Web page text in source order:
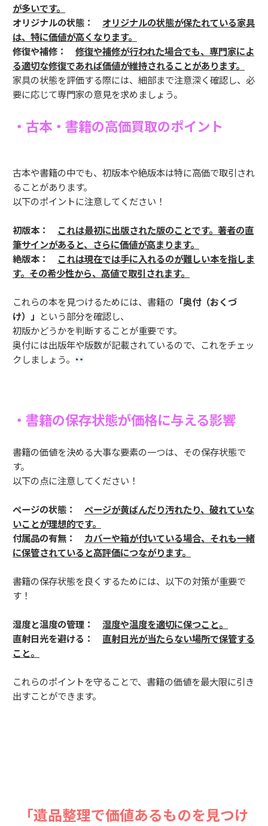
が多いです。
オリジナルの状態： オリジナルの状態が保たれている家具
は、特に価値が高くなります。
修復や補修： 修復や補修が行われた場合でも、専門家によ
る適切な修復であれば価値が維持されることがあります。
家具の状態を評価する際には、細部まで注意深く確認し、必
要に応じて専門家の意見を求めましょう。
・古本・書籍の高価買取のポイント
古本や書籍の中でも、初版本や絶版本は特に高価で取引され
ることがあります。
以下のポイントに注意してください！
初版本： これは最初に出版された版のことです。著者の直
筆サインがあると、さらに価値が高まります。
絶版本： これは現在では手に入れるのが難しい本を指しま
す。その希少性から、高値で取引されます。
これらの本を見つけるためには、書籍の 「奥付（おくづ
け）」 という部分を確認し、
初版かどうかを判断することが重要です。
奥付には出版年や版数が記載されているので、これをチェッ
クしましょう。
・書籍の保存状態が価格に与える影響
書籍の価値を決める大事な要素の一つは、その保存状態で
す。
以下の点に注意してください！
ページの状態： ページが黄ばんだり汚れたり、破れていな
いことが理想的です。
付属品の有無： カバーや箱が付いている場合、それも一緒
に保管されていると高評価につながります。
書籍の保存状態を良くするためには、以下の対策が重要で
す！
湿度と温度の管理： 湿度や温度を適切に保つこと。
直射日光を避ける： 直射日光が当たらない場所で保管する
こと。
これらのポイントを守ることで、書籍の価値を最大限に引き
出すことができます。
「遺品整理で価値あるものを見つけ